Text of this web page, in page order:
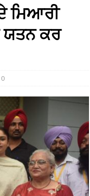
ਮਿਆਰੀ
ਯਤਨ ਕਰ
0